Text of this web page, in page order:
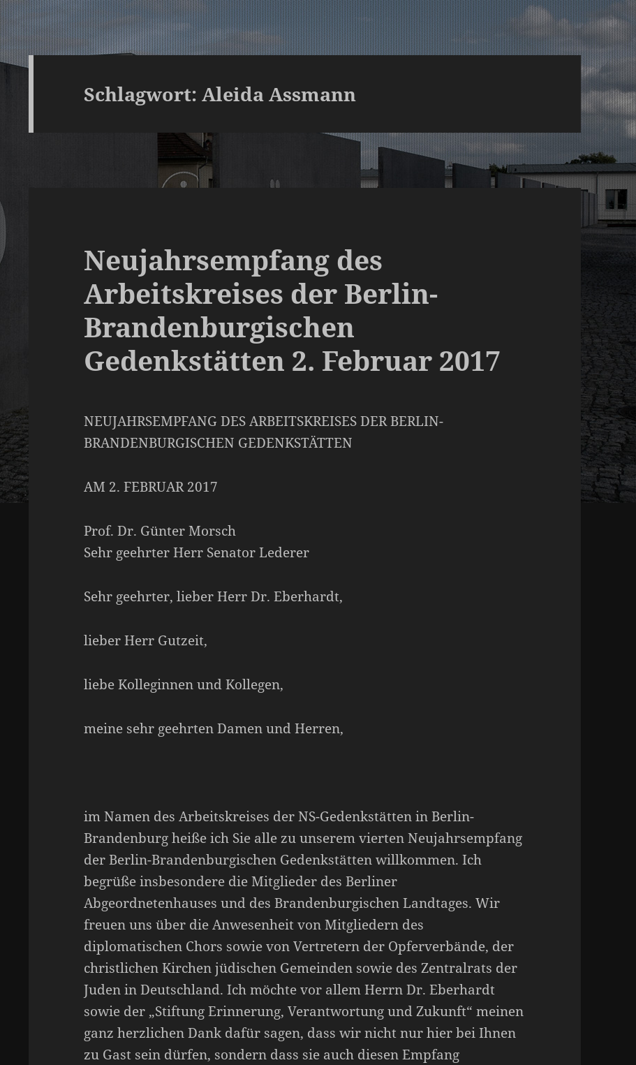
Schlagwort:Aleida Assmann
Neujahrsempfang des
Arbeitskreises der Berlin-
Brandenburgischen
Gedenkstätten 2. Februar 2017
NEUJAHRSEMPFANG DES ARBEITSKREISES DER BERLIN-
BRANDENBURGISCHEN GEDENKSTÄTTEN
AM 2. FEBRUAR 2017
Prof. Dr. Günter Morsch
Sehr geehrter Herr Senator Lederer
Sehr geehrter, lieber Herr Dr. Eberhardt,
lieber Herr Gutzeit,
liebe Kolleginnen und Kollegen,
meine sehr geehrten Damen und Herren,
im Namen des Arbeitskreises der NS-Gedenkstätten in Berlin-
Brandenburg heiße ich Sie alle zu unserem vierten Neujahrsempfang
der Berlin-Brandenburgischen Gedenkstätten willkommen. Ich
begrüße insbesondere die Mitglieder des Berliner
Abgeordnetenhauses und des Brandenburgischen Landtages. Wir
freuen uns über die Anwesenheit von Mitgliedern des
diplomatischen Chors sowie von Vertretern der Opferverbände, der
christlichen Kirchen jüdischen Gemeinden sowie des Zentralrats der
Juden in Deutschland. Ich möchte vor allem Herrn Dr. Eberhardt
sowie der „Stiftung Erinnerung, Verantwortung und Zukunft“ meinen
ganz herzlichen Dank dafür sagen, dass wir nicht nur hier bei Ihnen
zu Gast sein dürfen, sondern dass sie auch diesen Empfang